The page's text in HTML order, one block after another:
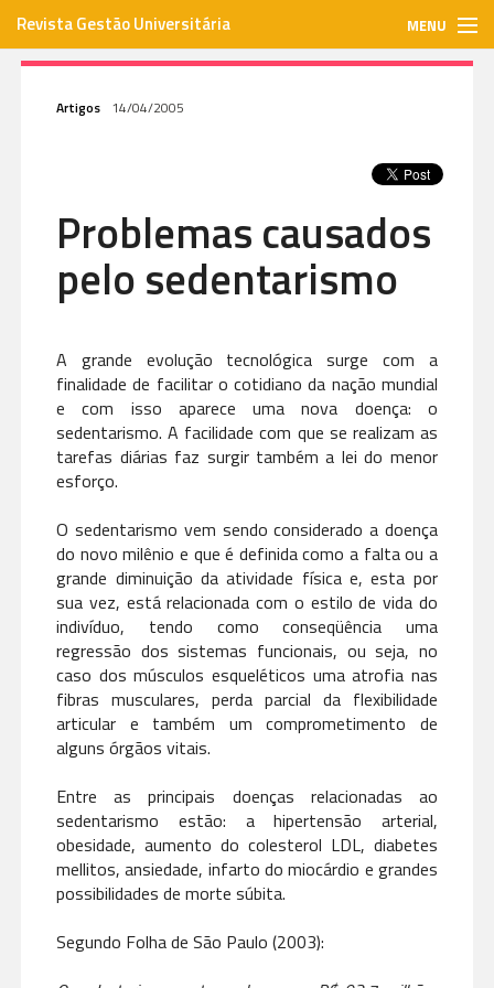
Revista Gestão Universitária MENU
Envie seu artigo
Assinar
Contato
Artigos 14/04/2005
Problemas causados
pelo sedentarismo
A grande evolução tecnológica surge com a
finalidade de facilitar o cotidiano da nação mundial
e com isso aparece uma nova doença: o
sedentarismo. A facilidade com que se realizam as
tarefas diárias faz surgir também a lei do menor
esforço.
O sedentarismo vem sendo considerado a doença
do novo milênio e que é definida como a falta ou a
grande diminuição da atividade física e, esta por
sua vez, está relacionada com o estilo de vida do
indivíduo, tendo como conseqüência uma
regressão dos sistemas funcionais, ou seja, no
caso dos músculos esqueléticos uma atrofia nas
fibras musculares, perda parcial da flexibilidade
articular e também um comprometimento de
alguns órgãos vitais.
Entre as principais doenças relacionadas ao
sedentarismo estão: a hipertensão arterial,
obesidade, aumento do colesterol LDL, diabetes
mellitos, ansiedade, infarto do miocárdio e grandes
possibilidades de morte súbita.
Segundo Folha de São Paulo (2003):